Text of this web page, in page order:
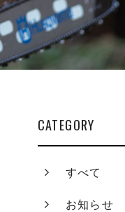
CATEGORY
すべて
お知らせ